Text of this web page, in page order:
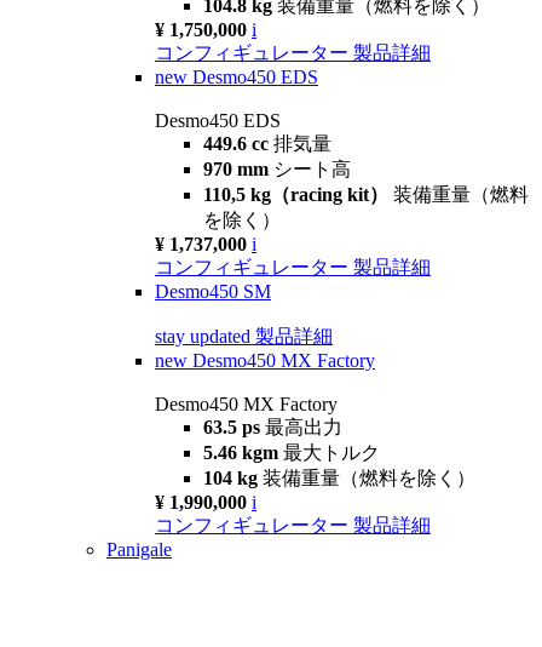
104.8 kg 装備重量（燃料を除く）
¥ 1,750,000 i
コンフィギュレーター 製品詳細
new Desmo450 EDS
Desmo450 EDS
449.6 cc 排気量
970 mm シート高
110,5 kg（racing kit） 装備重量（燃料
を除く）
¥ 1,737,000 i
コンフィギュレーター 製品詳細
Desmo450 SM
stay updated 製品詳細
new Desmo450 MX Factory
Desmo450 MX Factory
63.5 ps 最高出力
5.46 kgm 最大トルク
104 kg 装備重量（燃料を除く）
¥ 1,990,000 i
コンフィギュレーター 製品詳細
Panigale